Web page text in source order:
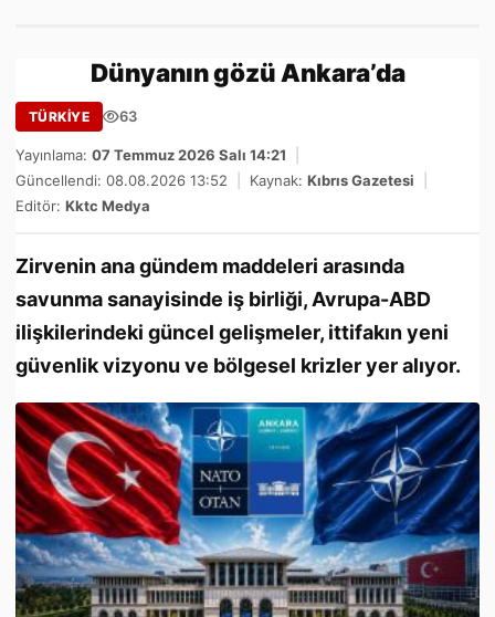
Dünyanın gözü Ankara’da
TÜRKİYE 63
Yayınlama: 07 Temmuz 2026 Salı 14:21
Güncellendi: 08.08.2026 13:52
Kaynak: Kıbrıs Gazetesi
Editör: Kktc Medya
Zirvenin ana gündem maddeleri arasında
savunma sanayisinde iş birliği, Avrupa-ABD
ilişkilerindeki güncel gelişmeler, ittifakın yeni
güvenlik vizyonu ve bölgesel krizler yer alıyor.